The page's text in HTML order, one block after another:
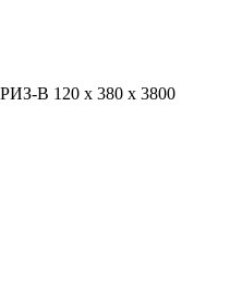
В 120 х 380 х 3800